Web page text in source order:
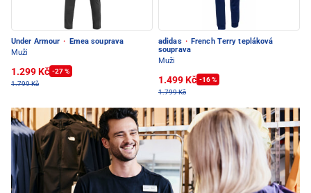
Under Armour · Emea souprava
Muži
1.299 Kč -27 %
1.799 Kč
adidas · French Terry tepláková
souprava
Muži
1.499 Kč -16 %
1.799 Kč